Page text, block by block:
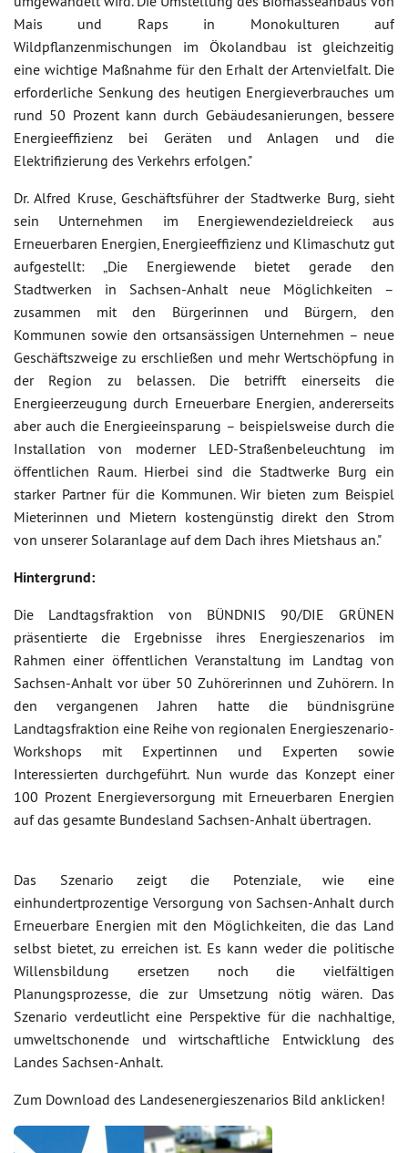
Mais und Raps in Monokulturen auf
Wildpflanzenmischungen im Ökolandbau ist gleichzeitig
eine wichtige Maßnahme für den Erhalt der Artenvielfalt. Die
erforderliche Senkung des heutigen Energieverbrauches um
rund 50 Prozent kann durch Gebäudesanierungen, bessere
Energieeffizienz bei Geräten und Anlagen und die
Elektrifizierung des Verkehrs erfolgen."
Dr. Alfred Kruse, Geschäftsführer der Stadtwerke Burg, sieht
sein Unternehmen im Energiewendezieldreieck aus
Erneuerbaren Energien, Energieeffizienz und Klimaschutz gut
aufgestellt: „Die Energiewende bietet gerade den
Stadtwerken in Sachsen-Anhalt neue Möglichkeiten –
zusammen mit den Bürgerinnen und Bürgern, den
Kommunen sowie den ortsansässigen Unternehmen – neue
Geschäftszweige zu erschließen und mehr Wertschöpfung in
der Region zu belassen. Die betrifft einerseits die
Energieerzeugung durch Erneuerbare Energien, andererseits
aber auch die Energieeinsparung – beispielsweise durch die
Installation von moderner LED-Straßenbeleuchtung im
öffentlichen Raum. Hierbei sind die Stadtwerke Burg ein
starker Partner für die Kommunen. Wir bieten zum Beispiel
Mieterinnen und Mietern kostengünstig direkt den Strom
von unserer Solaranlage auf dem Dach ihres Mietshaus an."
Hintergrund:
Die Landtagsfraktion von BÜNDNIS 90/DIE GRÜNEN
präsentierte die Ergebnisse ihres Energieszenarios im
Rahmen einer öffentlichen Veranstaltung im Landtag von
Sachsen-Anhalt vor über 50 Zuhörerinnen und Zuhörern. In
den vergangenen Jahren hatte die bündnisgrüne
Landtagsfraktion eine Reihe von regionalen Energieszenario-
Workshops mit Expertinnen und Experten sowie
Interessierten durchgeführt. Nun wurde das Konzept einer
100 Prozent Energieversorgung mit Erneuerbaren Energien
auf das gesamte Bundesland Sachsen-Anhalt übertragen.
Das Szenario zeigt die Potenziale, wie eine
einhundertprozentige Versorgung von Sachsen-Anhalt durch
Erneuerbare Energien mit den Möglichkeiten, die das Land
selbst bietet, zu erreichen ist. Es kann weder die politische
Willensbildung ersetzen noch die vielfältigen
Planungsprozesse, die zur Umsetzung nötig wären. Das
Szenario verdeutlicht eine Perspektive für die nachhaltige,
umweltschonende und wirtschaftliche Entwicklung des
Landes Sachsen-Anhalt.
Zum Download des Landesenergieszenarios Bild anklicken!